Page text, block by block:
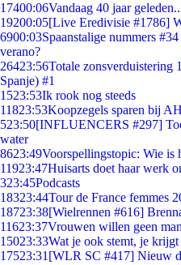
17400:06Vandaag 40 jaar
19200:05[Live Eredivisie #1786]
6900:03Spaanstalige nummers
verano?
26423:56Totale zonsverduistering
Spanje) #1
1523:53Ik rook nog steeds
11823:53Koopzegels sparen bij
523:50[INFLUENCERS #297]
water
8623:49Voorspellingstopic: Wie is
11923:47Huisarts doet haar werk
323:45Podcasts
18323:44Tour de France femmes
18723:38[Wielrennen #616]
11623:37Vrouwen willen geen
15023:33Wat je ook stemt, je
17523:31 [WLR SC #417] Nieuw